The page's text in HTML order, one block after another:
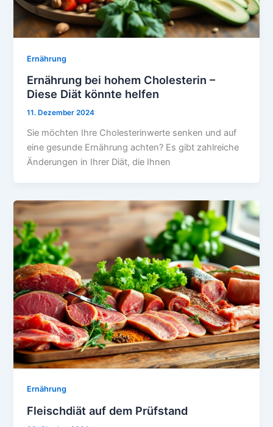
Ernährung
Ernährung bei hohem Cholesterin –
Diese Diät könnte helfen
11. Dezember 2024
Sie möchten Ihre Cholesterinwerte senken und auf
eine gesunde Ernährung achten? Es gibt zahlreiche
Änderungen in Ihrer Diät, die Ihnen
Ernährung
Fleischdiät auf dem Prüfstand